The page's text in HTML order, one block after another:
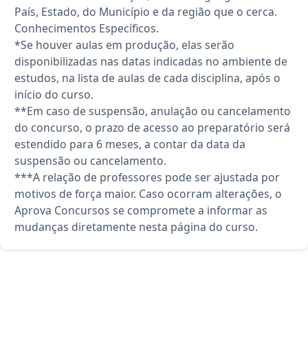
País, Estado, do Município e da região que o cerca.
Conhecimentos Específicos.
*Se houver aulas em produção, elas serão
disponibilizadas nas datas indicadas no ambiente de
estudos, na lista de aulas de cada disciplina, após o
início do curso.
**Em caso de suspensão, anulação ou cancelamento
do concurso, o prazo de acesso ao preparatório será
estendido para 6 meses, a contar da data da
suspensão ou cancelamento.
***A relação de professores pode ser ajustada por
motivos de força maior. Caso ocorram alterações, o
Aprova Concursos se compromete a informar as
mudanças diretamente nesta página do curso.